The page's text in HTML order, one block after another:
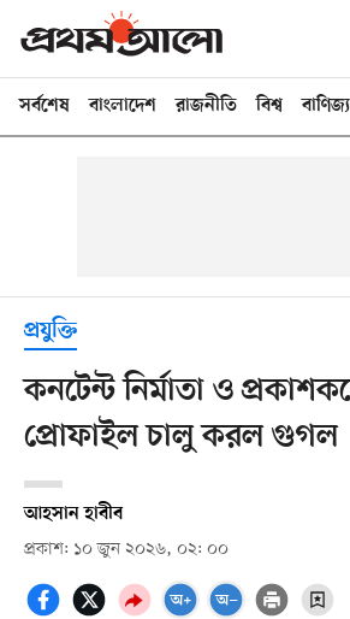
সর্বশেষ বাংলাদেশ রাজনীতি বিশ্ব বাণিজ্য
প্রযুক্তি
কনটেন্ট নির্মাতা ও
প্রোফাইল চালু করল গুগল
আহসান হাবীব
প্রকাশ: ১০ জুন ২০২৬, ০২: ০০